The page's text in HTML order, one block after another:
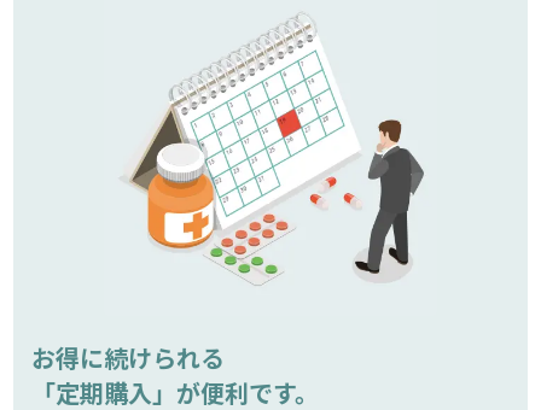
お得に続けられる
「定期購入」が便利です。